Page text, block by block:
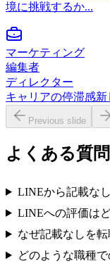
境に挑戦するか...
マーケティング
編集者
ディレクター
キャリアの停滞感新
Previous slide
よくある質問
LINEから記載な
LINEへの評価は
なぜ記載なしを
どのような職種